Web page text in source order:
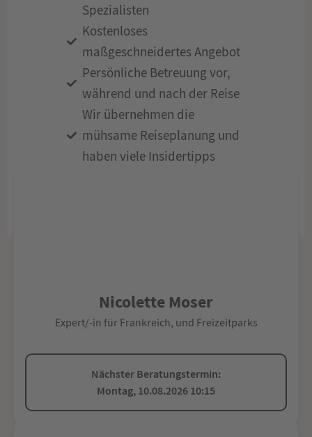
Spezialisten
Kostenloses
maßgeschneidertes Angebot
Persönliche Betreuung vor,
während und nach der Reise
Wir übernehmen die
mühsame Reiseplanung und
haben viele Insidertipps
Nicolette Moser
Expert/-in für Frankreich, und Freizeitparks
Nächster Beratungstermin:
Montag, 10.08.2026 10:15